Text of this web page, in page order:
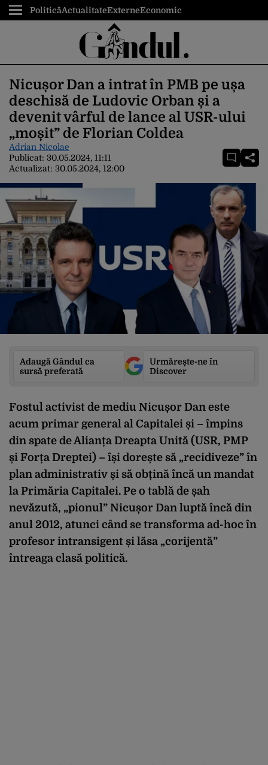
PoliticăActualitateExterneEconomic
Nicușor Dan a intrat în PMB pe ușa
deschisă de Ludovic Orban și a
devenit vârful de lance al USR-ului
„moșit” de Florian Coldea
Adrian Nicolae
Publicat: 30.05.2024, 11:11
Actualizat: 30.05.2024, 12:00
Adaugă Gândul ca
sursă preferată
Urmărește-ne în
Discover
Fostul activist de mediu Nicușor Dan este
acum primar general al Capitalei și – împins
din spate de Alianța Dreapta Unită (USR, PMP
și Forța Dreptei) – își dorește să „recidiveze” în
plan administrativ și să obțină încă un mandat
la Primăria Capitalei. Pe o tablă de șah
nevăzută, „pionul” Nicușor Dan luptă încă din
anul 2012, atunci când se transforma ad-hoc în
profesor intransigent și lăsa „corijentă”
întreaga clasă politică.